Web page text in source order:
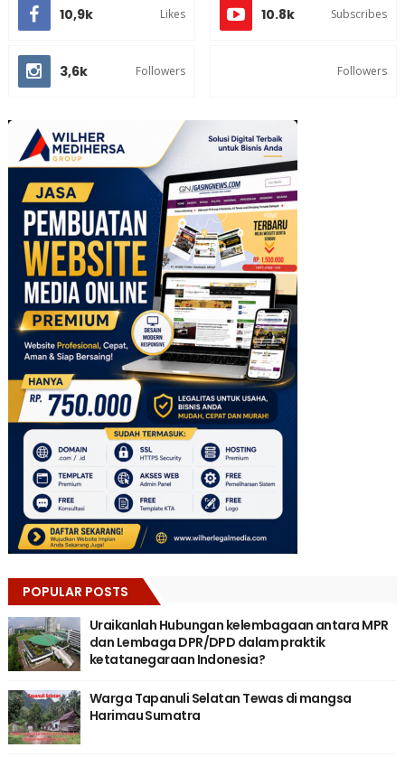
10,9k Likes 10.8k Subscribes
3,6k Followers Followers
POPULAR POSTS
Uraikanlah Hubungan kelembagaan antara MPR
dan Lembaga DPR/DPD dalam praktik
ketatanegaraan Indonesia?
Warga Tapanuli Selatan Tewas di mangsa
Harimau Sumatra